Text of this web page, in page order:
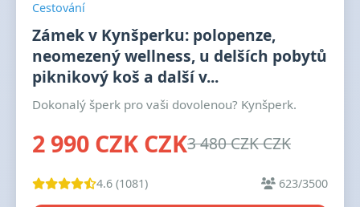
Cestování
Zámek v Kynšperku: polopenze,
neomezený wellness, u delších pobytů
piknikový koš a další v...
Dokonalý šperk pro vaši dovolenou? Kynšperk.
2 990 CZK CZK3 480 CZK CZK
4.6 (1081) 623/3500